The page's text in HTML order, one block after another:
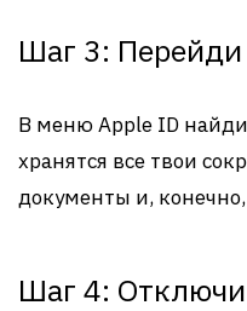
Шаг 3: Перейди
В меню Apple ID найди
хранятся все твои
документы и,
Шаг 4: Отключи